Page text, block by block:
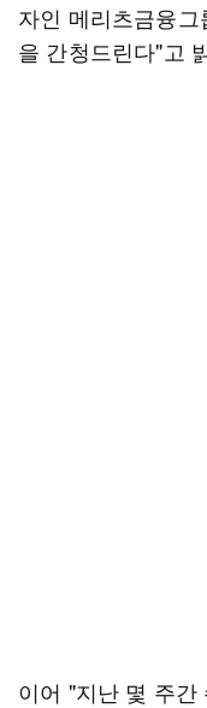
자인 메리츠금융
을 간청드린다"고
이어 "지난 몇 주간